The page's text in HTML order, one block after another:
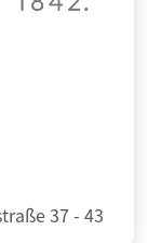
37 - 43